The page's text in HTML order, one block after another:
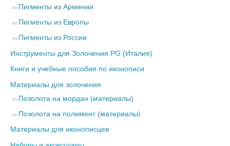
Пигменты из Армении
Пигменты из Европы
Пигменты из России
Инструменты для Золочения PG (Италия)
Книги и учебные пособия по иконописи
Материалы для золочения
Позолота на мордан (материалы)
Позолота на полимент (материалы)
Материалы для иконописцев